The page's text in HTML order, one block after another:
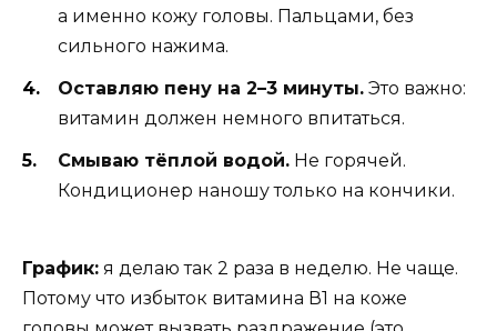
а именно кожу головы. Пальцами, без
сильного нажима.
Оставляю пену на 2–3 минуты. Это важно:
витамин должен немного впитаться.
Смываю тёплой водой. Не горячей.
Кондиционер наношу только на кончики.
График: я делаю так 2 раза в неделю. Не чаще.
Потому что избыток витамина В1 на коже